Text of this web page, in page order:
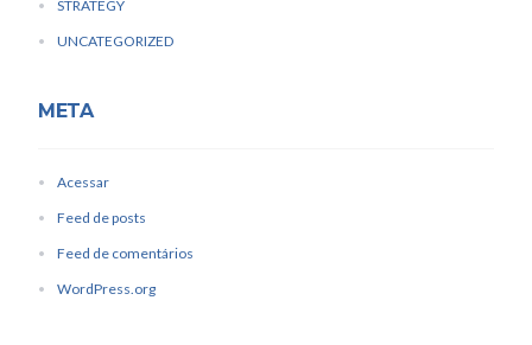
STRATEGY
UNCATEGORIZED
META
Acessar
Feed de posts
Feed de comentários
WordPress.org